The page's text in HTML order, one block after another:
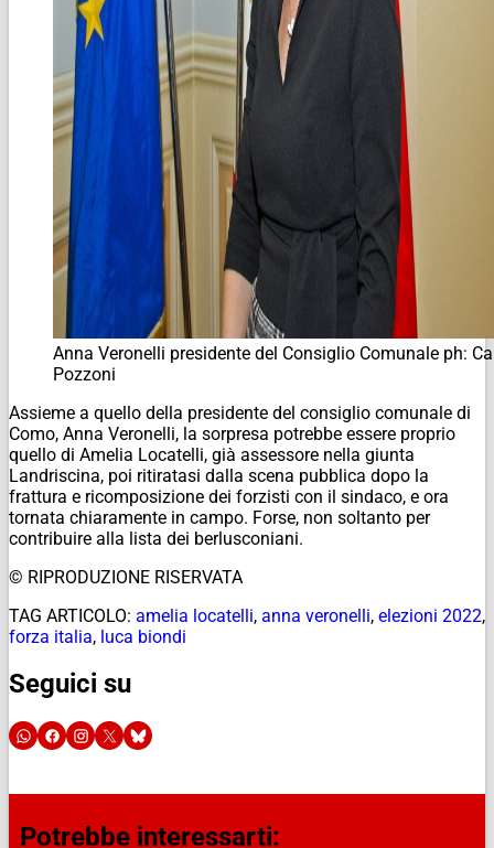
Anna Veronelli presidente del Consiglio Comunale ph:
Pozzoni
Assieme a quello della presidente del consiglio comunale di
Como, Anna Veronelli, la sorpresa potrebbe essere proprio
quello di Amelia Locatelli, già assessore nella giunta
Landriscina, poi ritiratasi dalla scena pubblica dopo la
frattura e ricomposizione dei forzisti con il sindaco, e ora
tornata chiaramente in campo. Forse, non soltanto per
contribuire alla lista dei berlusconiani.
© RIPRODUZIONE RISERVATA
TAG ARTICOLO: amelia locatelli, anna veronelli, elezioni 2022,
forza italia, luca biondi
Seguici su
Potrebbe interessarti: